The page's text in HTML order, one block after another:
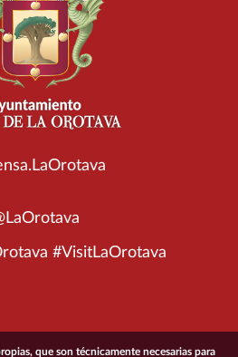
#VisitLaOrotava
de la Villa de La Orotava
que son técnicamente necesarias para